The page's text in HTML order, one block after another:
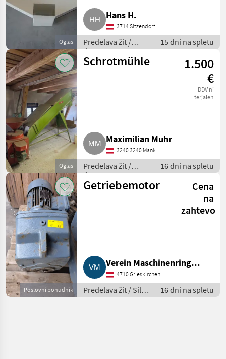
Oglas
Hans H.
3714 Sitzendorf
Predelava žit /
Ćistilec žit
15 dni na spletu
Oglas
Schrotmühle
1.500
€
DDV ni
terjalen
Maximilian Muhr
3240 3240 Mank
Predelava žit /
Ćistilec žit
16 dni na spletu
Poslovni ponudnik
Getriebemotor
Cena
na
zahtevo
Verein Maschinenring
Grieskirchen
4710 Grieskirchen
Predelava žit / Silos
za žita
16 dni na spletu